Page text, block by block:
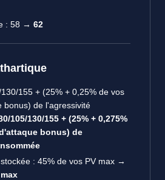
: 58 → 62
155 + (25% + 0,25% de vos
bonus) de l'agressivité
105/130/155 + (25% + 0,275%
bonus) de
: 45% de vos PV max →